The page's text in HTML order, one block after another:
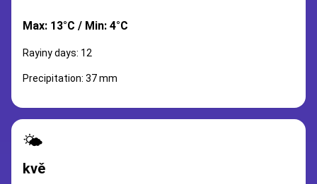
Max: 13°C / Min: 4°C
Rayiny days: 12
Precipitation: 37 mm
🌤️
kvě